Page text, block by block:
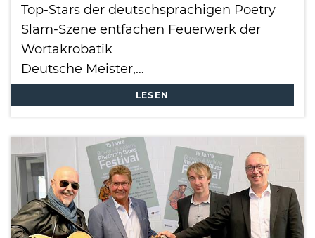
Top-Stars der deutschsprachigen Poetry
Slam-Szene entfachen Feuerwerk der
Wortakrobatik
Deutsche Meister,…
LESEN